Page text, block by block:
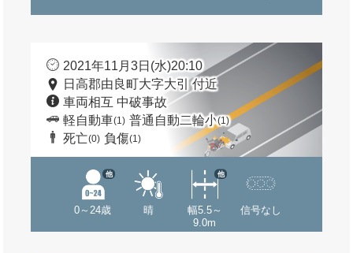
2021年11月3日(水)20:10
日高郡由良町大字大引 付近
車両相互 中破事故
軽自動車(1) 普通自動二輪小(1)
死亡(0) 負傷(1)
0～24歳
他
晴
幅5.5～
9.0m
他
信号なし